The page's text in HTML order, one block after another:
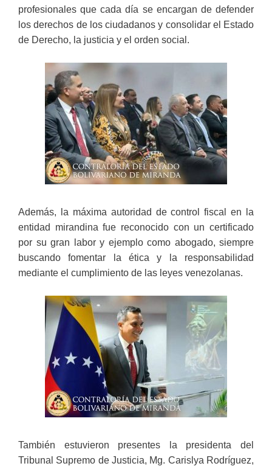
profesionales que cada día se encargan de defender
los derechos de los ciudadanos y consolidar el Estado
de Derecho, la justicia y el orden social.
Además, la máxima autoridad de control fiscal en la
entidad mirandina fue reconocido con un certificado
por su gran labor y ejemplo como abogado, siempre
buscando fomentar la ética y la responsabilidad
mediante el cumplimiento de las leyes venezolanas.
También estuvieron presentes la presidenta del
Tribunal Supremo de Justicia, Mg. Carislya Rodríguez,